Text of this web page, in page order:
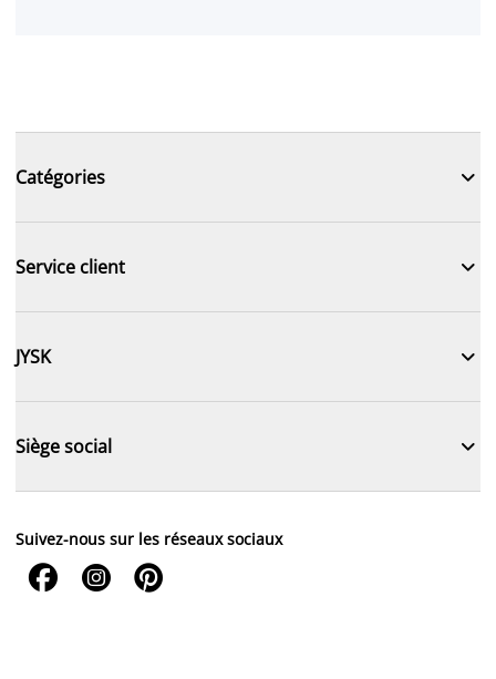
Catégories 
Service client 
JYSK 
Siège social 
Suivez-nous sur les réseaux sociaux
  